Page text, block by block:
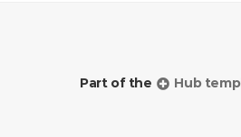
Part of the Hub